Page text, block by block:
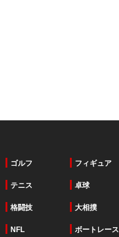
ゴルフ フィギュア
テニス 卓球
格闘技 大相撲
NFL ボートレース